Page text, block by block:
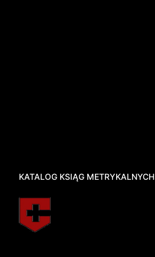
KATALOG KSIĄG METRYKALNYCH